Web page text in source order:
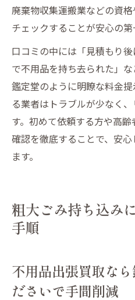
廃棄物収集運搬業などの資
チェックすることが安心の第
口コミの中には「見積もり
で不用品を持ち去られた」な
鑑定堂のように明瞭な料金
る業者はトラブルが少なく
す。初めて依頼する方や高
確認を徹底することで、安
ます。
粗大ごみ持ち込み
手順
不用品出張買取な
ださいで手間削減